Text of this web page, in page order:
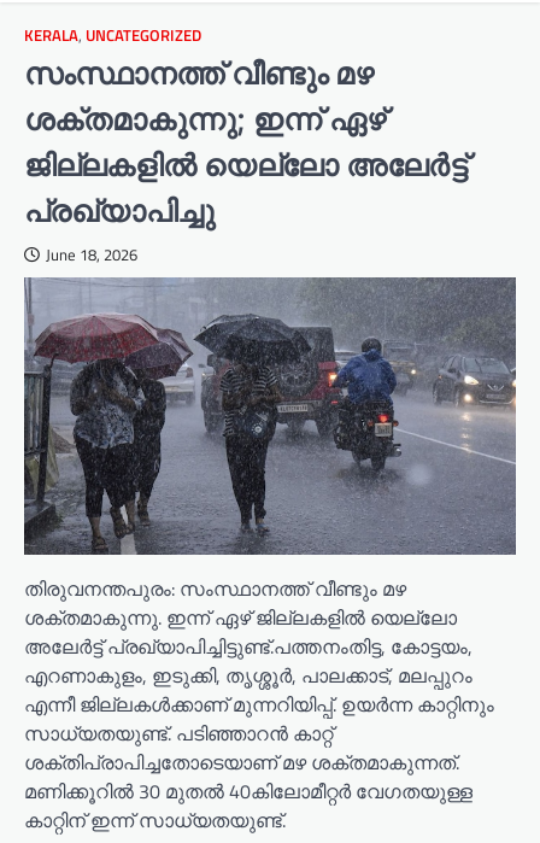
KERALA, UNCATEGORIZED
സംസ്ഥാനത്ത് വീണ്ടും മഴ
ശക്തമാകുന്നു; ഇന്ന് ഏഴ്
ജില്ലകളില്‍ യെല്ലോ അലേര്‍ട്ട്
പ്രഖ്യാപിച്ചു
June 18, 2026
തിരുവനന്തപുരം: സംസ്ഥാനത്ത് വീണ്ടും മഴ
ശക്തമാകുന്നു. ഇന്ന് ഏഴ് ജില്ലകളില്‍ യെല്ലോ
അലേര്‍ട്ട് പ്രഖ്യാപിച്ചിട്ടുണ്ട്.പത്തനംതിട്ട, കോട്ടയം,
എറണാകുളം, ഇടുക്കി, തൃശ്ശൂര്‍, പാലക്കാട്, മലപ്പുറം
എന്നീ ജില്ലകള്‍ക്കാണ് മുന്നറിയിപ്പ്. ഉയര്‍ന്ന കാറ്റിനും
സാധ്യതയുണ്ട്. പടിഞ്ഞാറന്‍ കാറ്റ്
ശക്തിപ്രാപിച്ചതോടെയാണ് മഴ ശക്തമാകുന്നത്.
മണിക്കൂറില്‍ 30 മുതല്‍ 40കിലോമീറ്റര്‍ വേഗതയുള്ള
കാറ്റിന് ഇന്ന് സാധ്യതയുണ്ട്.